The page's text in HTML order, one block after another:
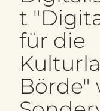
t
für die
Börde"